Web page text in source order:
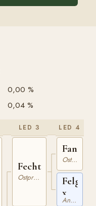
0,00 %
0,04 %
LED 3
Fechtmeister
Ostpreussare
LED 4
Ostpreussare
Felge
x
Angloarabiskt Fullblod